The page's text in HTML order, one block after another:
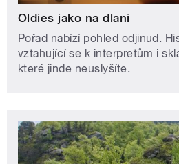
Oldies jako na dlani
Pořad nabízí pohled odjinud.
vztahující se k interpretům i
které jinde neuslyšíte.